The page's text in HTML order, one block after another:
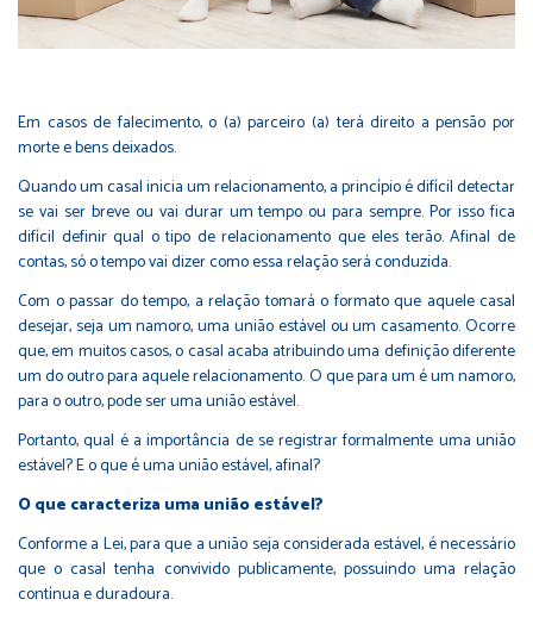
Em casos de falecimento, o (a) parceiro (a) terá direito a pensão por
morte e bens deixados.
Quando um casal inicia um relacionamento, a princípio é difícil detectar
se vai ser breve ou vai durar um tempo ou para sempre. Por isso fica
difícil definir qual o tipo de relacionamento que eles terão. Afinal de
contas, só o tempo vai dizer como essa relação será conduzida.
Com o passar do tempo, a relação tomará o formato que aquele casal
desejar, seja um namoro, uma união estável ou um casamento. Ocorre
que, em muitos casos, o casal acaba atribuindo uma definição diferente
um do outro para aquele relacionamento. O que para um é um namoro,
para o outro, pode ser uma união estável.
Portanto, qual é a importância de se registrar formalmente uma união
estável? E o que é uma união estável, afinal?
O que caracteriza uma união estável?
Conforme a Lei, para que a união seja considerada estável, é necessário
que o casal tenha convivido publicamente, possuindo uma relação
contínua e duradoura.